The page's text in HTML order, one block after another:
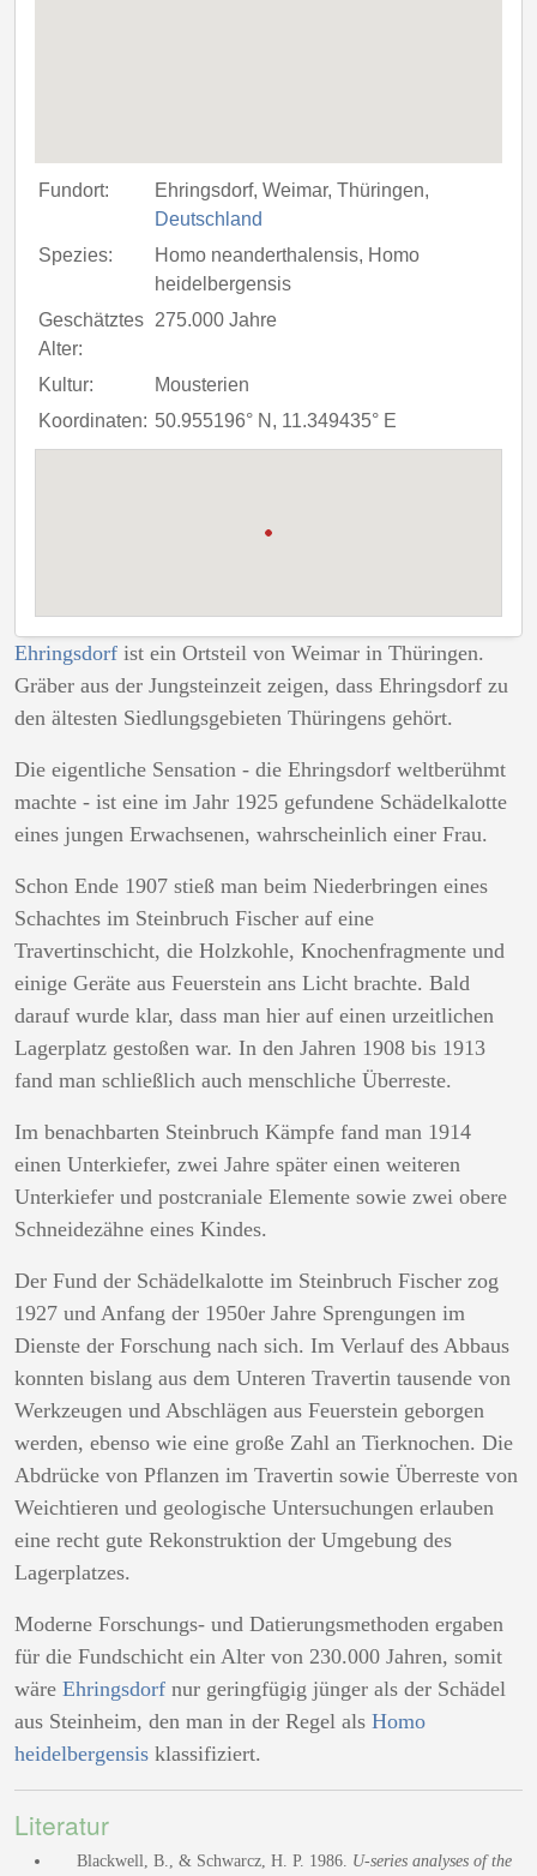
Fundort:
Ehringsdorf, Weimar, Thüringen,
Deutschland
Spezies:
Homo neanderthalensis, Homo
heidelbergensis
Geschätztes
Alter:
275.000 Jahre
Kultur:
Mousterien
Koordinaten: 50.955196° N, 11.349435° E
Ehringsdorf ist ein Ortsteil von Weimar in Thüringen.
Gräber aus der Jungsteinzeit zeigen, dass Ehringsdorf zu
den ältesten Siedlungsgebieten Thüringens gehört.
Die eigentliche Sensation - die Ehringsdorf weltberühmt
machte - ist eine im Jahr 1925 gefundene Schädelkalotte
eines jungen Erwachsenen, wahrscheinlich einer Frau.
Schon Ende 1907 stieß man beim Niederbringen eines
Schachtes im Steinbruch Fischer auf eine
Travertinschicht, die Holzkohle, Knochenfragmente und
einige Geräte aus Feuerstein ans Licht brachte. Bald
darauf wurde klar, dass man hier auf einen urzeitlichen
Lagerplatz gestoßen war. In den Jahren 1908 bis 1913
fand man schließlich auch menschliche Überreste.
Im benachbarten Steinbruch Kämpfe fand man 1914
einen Unterkiefer, zwei Jahre später einen weiteren
Unterkiefer und postcraniale Elemente sowie zwei obere
Schneidezähne eines Kindes.
Der Fund der Schädelkalotte im Steinbruch Fischer zog
1927 und Anfang der 1950er Jahre Sprengungen im
Dienste der Forschung nach sich. Im Verlauf des Abbaus
konnten bislang aus dem Unteren Travertin tausende von
Werkzeugen und Abschlägen aus Feuerstein geborgen
werden, ebenso wie eine große Zahl an Tierknochen. Die
Abdrücke von Pflanzen im Travertin sowie Überreste von
Weichtieren und geologische Untersuchungen erlauben
eine recht gute Rekonstruktion der Umgebung des
Lagerplatzes.
Moderne Forschungs- und Datierungsmethoden ergaben
für die Fundschicht ein Alter von 230.000 Jahren, somit
wäre Ehringsdorf nur geringfügig jünger als der Schädel
aus Steinheim, den man in der Regel als Homo
heidelbergensis klassifiziert.
Literatur
Blackwell, B., & Schwarcz, H. P. 1986. U-series analyses of the